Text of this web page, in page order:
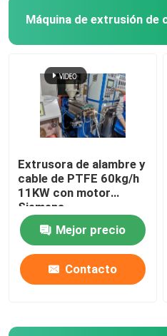
Cables de cableado
Líneas CCV
Cabeza transversal del
Máquina de extrusión de
Extrusora de alambre y
cable de PTFE 60kg/h
11KW con motor
Siemens
Mejor precio
Contacto